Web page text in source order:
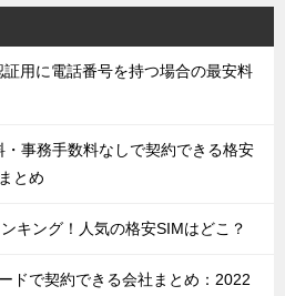
用に電話番号を持つ場合の最安料
・事務手数料なしで契約できる格安
とめ
キング！人気の格安SIMはどこ？
ドで契約できる会社まとめ：2022